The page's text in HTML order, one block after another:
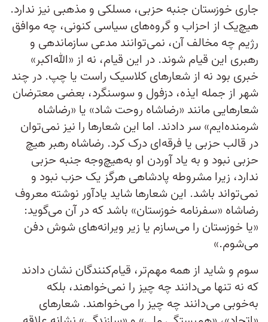
جاری خوزستان جنبه حزبی، مسلکی و مذهبی نیز ندارد.
هیچ‌یک از احزاب و گروه‌های سیاسی کنونی، چه موافق
رژیم چه مخالف آن، نمی‌توانند مدعی سازماندهی و
رهبری این قیام شوند. در این قیام، نه از «الله‌اکبر»
خبری بود نه از شعارهای کلاسیک راست یا چپ. در چند
شهر از جمله ایذه، دزفول و سوسنگرد، بعضی معترضان
شعارهایی مانند «رضاشاه روحت شاد» یا «رضاشاه
شرمنده‌ایم» سر دادند. اما این شعارها را نیز نمی‌توان
در قالب حزبی یا فرقه‌ای درک کرد. رضاشاه رهبر هیچ
حزبی نبود و به یاد آوردن او به‌هیچ‌وجه جنبه حزبی
ندارد، زیرا مشروطه پادشاهی هرگز یک حزب نبود و
نمی‌تواند باشد. این شعارها شاید یادآور نوشته معروف
رضاشاه «سفرنامه خوزستان» باشد که در آن می‌گوید:
«یا خوزستان را می‌سازم یا زیر ویرانه‌های شوش دفن
می‌شوم.»
سوم و شاید از همه مهم‌تر، قیام‌کنندگان نشان دادند
که نه تنها می‌دانند چه چیز را نمی‌خواهند، بلکه
به‌خوبی می‌دانند چه چیز را می‌خواهند. شعارهای